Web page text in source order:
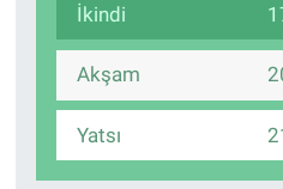
İkindi
Akşam
Yatsı